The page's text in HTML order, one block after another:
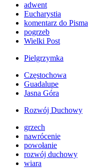
adwent
Eucharystia
komentarz do Pisma
pogrzeb
Wielki Post
Pielgrzymka
Częstochowa
Guadalupe
Jasna Góra
Rozwój Duchowy
grzech
nawrócenie
powołanie
rozwój duchowy
wiara